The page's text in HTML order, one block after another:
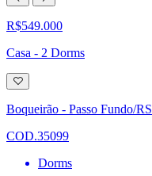
R$549.000
Casa - 2 Dorms
Adicionar
à
lista
de
Boqueirão - Passo Fundo/RS
COD.35099
Dorms